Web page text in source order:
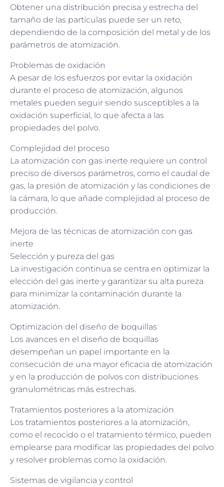
Obtener una distribución precisa y estrecha del
tamaño de las partículas puede ser un reto,
dependiendo de la composición del metal y de los
parámetros de atomización.
Problemas de oxidación
A pesar de los esfuerzos por evitar la oxidación
durante el proceso de atomización, algunos
metales pueden seguir siendo susceptibles a la
oxidación superficial, lo que afecta a las
propiedades del polvo.
Complejidad del proceso
La atomización con gas inerte requiere un control
preciso de diversos parámetros, como el caudal de
gas, la presión de atomización y las condiciones de
la cámara, lo que añade complejidad al proceso de
producción.
Mejora de las técnicas de atomización con gas
inerte
Selección y pureza del gas
La investigación continua se centra en optimizar la
elección del gas inerte y garantizar su alta pureza
para minimizar la contaminación durante la
atomización.
Optimización del diseño de boquillas
Los avances en el diseño de boquillas
desempeñan un papel importante en la
consecución de una mayor eficacia de atomización
y en la producción de polvos con distribuciones
granulométricas más estrechas.
Tratamientos posteriores a la atomización
Los tratamientos posteriores a la atomización,
como el recocido o el tratamiento térmico, pueden
emplearse para modificar las propiedades del polvo
y resolver problemas como la oxidación.
Sistemas de vigilancia y control